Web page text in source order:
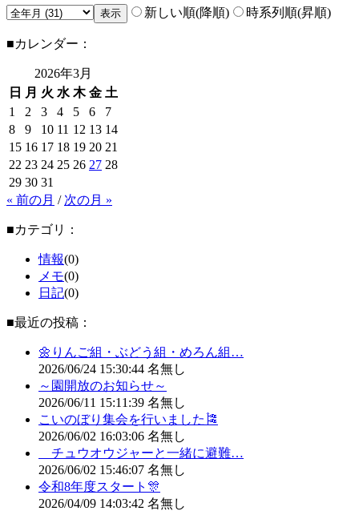
新しい順(降順) 時系列順(昇順)
■カレンダー：
2026年3月
日
月 火 水 木 金 土
1
2 3 4 5 6
7
8
9 10 11 12 13 14
15 16 17 18 19 20 21
22 23 24 25 26 27 28
29 30 31
« 前の月 / 次の月 »
■カテゴリ：
情報(0)
メモ(0)
日記(0)
■最近の投稿：
🌼りんご組・ぶどう組・めろん組…
2026/06/24 15:30:44 名無し
～園開放のお知らせ～
2026/06/11 15:11:39 名無し
こいのぼり集会を行いました🎏
2026/06/02 16:03:06 名無し
チュウオウジャーと一緒に避難…
2026/06/02 15:46:07 名無し
令和8年度スタート🎊
2026/04/09 14:03:42 名無し